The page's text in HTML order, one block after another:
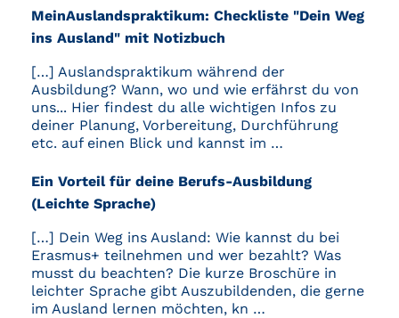
MeinAuslandspraktikum: Checkliste "Dein Weg
ins Ausland" mit Notizbuch
[…] Auslandspraktikum während der
Ausbildung? Wann, wo und wie erfährst du von
uns... Hier findest du alle wichtigen Infos zu
deiner Planung, Vorbereitung, Durchführung
etc. auf einen Blick und kannst im …
Ein Vorteil für deine Berufs-Ausbildung
(Leichte Sprache)
[…] Dein Weg ins Ausland: Wie kannst du bei
Erasmus+ teilnehmen und wer bezahlt? Was
musst du beachten? Die kurze Broschüre in
leichter Sprache gibt Auszubildenden, die gerne
im Ausland lernen möchten, kn …